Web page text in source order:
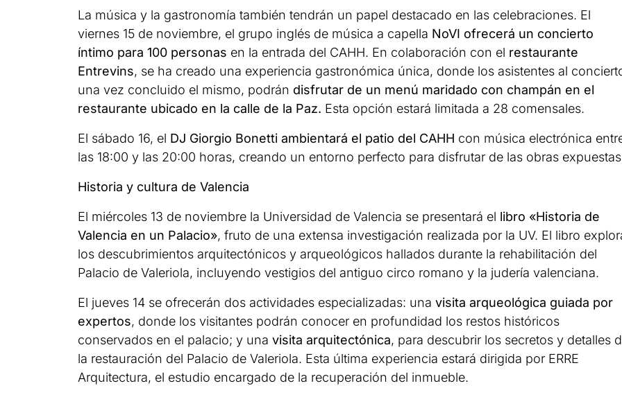
La música y la gastronomía también tendrán un papel destacado en las celebraciones. El
viernes 15 de noviembre, el grupo inglés de música a capella NoVI ofrecerá un concierto
íntimo para 100 personas en la entrada del CAHH. En colaboración con el restaurante
Entrevins, se ha creado una experiencia gastronómica única, donde los asistentes al
una vez concluido el mismo, podrán disfrutar de un menú maridado con champán en el
restaurante ubicado en la calle de la Paz. Esta opción estará limitada a 28 comensales.
El sábado 16, el DJ Giorgio Bonetti ambientará el patio del CAHH con música electrónica
las 18:00 y las 20:00 horas, creando un entorno perfecto para disfrutar de las obras
Historia y cultura de Valencia
El miércoles 13 de noviembre la Universidad de Valencia se presentará el libro «Historia de
Valencia en un Palacio», fruto de una extensa investigación realizada por la UV. El libro
los descubrimientos arquitectónicos y arqueológicos hallados durante la rehabilitación del
Palacio de Valeriola, incluyendo vestigios del antiguo circo romano y la judería valenciana.
El jueves 14 se ofrecerán dos actividades especializadas: una visita arqueológica guiada por
expertos, donde los visitantes podrán conocer en profundidad los restos históricos
conservados en el palacio; y una visita arquitectónica, para descubrir los secretos y detalles
la restauración del Palacio de Valeriola. Esta última experiencia estará dirigida por ERRE
Arquitectura, el estudio encargado de la recuperación del inmueble.